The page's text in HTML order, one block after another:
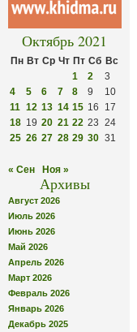
Октябрь 2021
Пн Вт Ср Чт Пт Сб Вс
1
2
3
4
5 6 7 8 9
10
11 12 13 14 15 16
17
18 19 20 21 22 23 24
25 26 27 28 29 30 31
« Сен Ноя »
Архивы
Август 2026
Июль 2026
Июнь 2026
Май 2026
Апрель 2026
Март 2026
Февраль 2026
Январь 2026
Декабрь 2025